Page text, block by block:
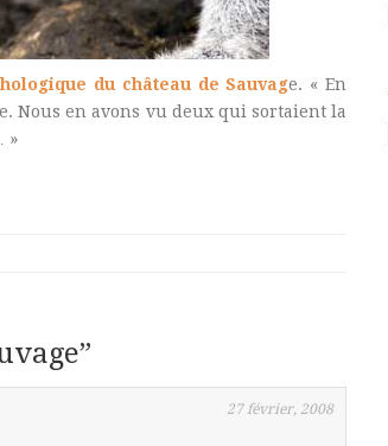
du château de Sauvage. « En
Nous en avons vu deux qui sortaient la
»
”
27 février, 2008